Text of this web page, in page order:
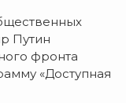
Путин
фронта
«Доступная